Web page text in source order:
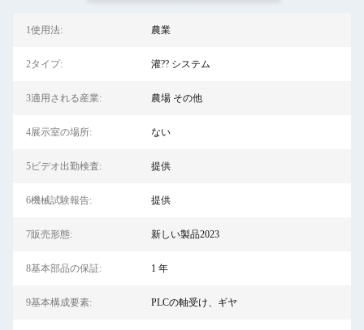
1使用法: 農業
2タイプ: 灌?? システム
3適用される産業: 農場 その他
4展示室の場所: ない
5ビデオ出勤検査: 提供
6機械試験報告: 提供
7販売形態: 新しい製品2023
8基本部品の保証: 1 年
9基本構成要素: PLCの軸受け、ギヤ